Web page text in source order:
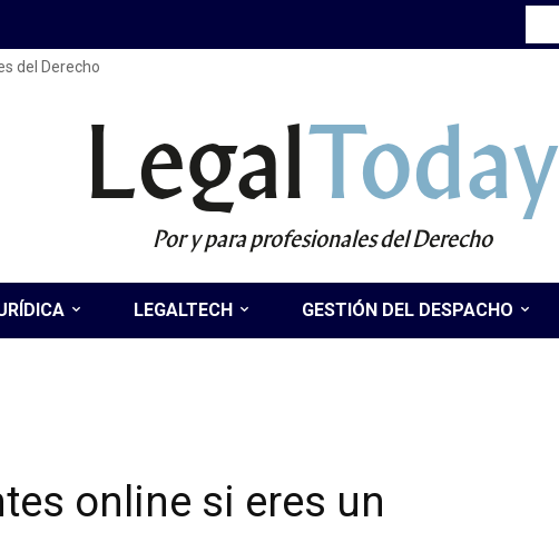
del Derecho
LegalToday
Por y para profesionales del Derecho
LEGALTECH GESTIÓN DEL DESPACHO
online si eres un